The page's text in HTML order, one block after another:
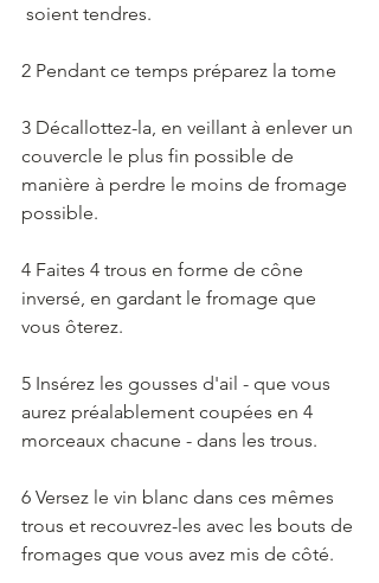
soient tendres.
2 Pendant ce temps préparez la tome
3 Décallottez-la, en veillant à enlever un
couvercle le plus fin possible de
manière à perdre le moins de fromage
possible.
4 Faites 4 trous en forme de cône
inversé, en gardant le fromage que
vous ôterez.
5 Insérez les gousses d'ail - que vous
aurez préalablement coupées en 4
morceaux chacune - dans les trous.
6 Versez le vin blanc dans ces mêmes
trous et recouvrez-les avec les bouts de
fromages que vous avez mis de côté.